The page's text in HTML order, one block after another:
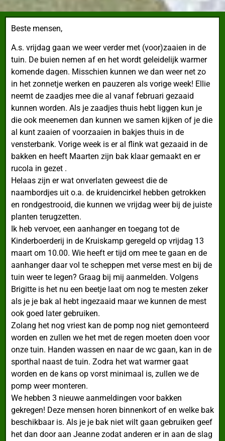
Beste mensen,
A.s. vrijdag gaan we weer verder met (voor)zaaien in de
tuin. De buien nemen af en het wordt geleidelijk warmer
komende dagen. Misschien kunnen we dan weer net zo
in het zonnetje werken en pauzeren als vorige week! Ellie
neemt de zaadjes mee die al vanaf februari gezaaid
kunnen worden. Als je zaadjes thuis hebt liggen kun je
die ook meenemen dan kunnen we samen kijken of je die
al kunt zaaien of voorzaaien in bakjes thuis in de
vensterbank. Vorige week is er al flink wat gezaaid in de
bakken en heeft Maarten zijn bak klaar gemaakt en er
rucola in gezet .
Helaas zijn er wat onverlaten geweest die de
naambordjes uit o.a. de kruidencirkel hebben getrokken
en rondgestrooid, die kunnen we vrijdag weer bij de juiste
planten terugzetten.
Ik heb vervoer, een aanhanger en toegang tot de
Kinderboerderij in de Kruiskamp geregeld op vrijdag 13
maart om 10.00. Wie heeft er tijd om mee te gaan en de
aanhanger daar vol te scheppen met verse mest en bij de
tuin weer te legen? Graag bij mij aanmelden. Volgens
Brigitte is het nu een beetje laat om nog te mesten zeker
als je je bak al hebt ingezaaid maar we kunnen de mest
ook goed later gebruiken.
Zolang het nog vriest kan de pomp nog niet gemonteerd
worden en zullen we het met de regen moeten doen voor
onze tuin. Handen wassen en naar de wc gaan, kan in de
sporthal naast de tuin. Zodra het wat warmer gaat
worden en de kans op vorst minimaal is, zullen we de
pomp weer monteren.
We hebben 3 nieuwe aanmeldingen voor bakken
gekregen! Deze mensen horen binnenkort of en welke bak
beschikbaar is. Als je je bak niet wilt gaan gebruiken geef
het dan door aan Jeanne zodat anderen er in aan de slag